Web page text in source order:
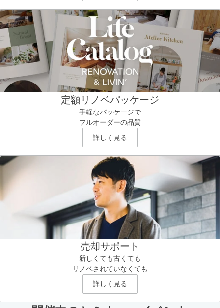
定額リノベパッケージ
手軽なパッケージで
フルオーダーの品質
詳しく見る
売却サポート
新しくても古くても
リノベされていなくても
詳しく見る